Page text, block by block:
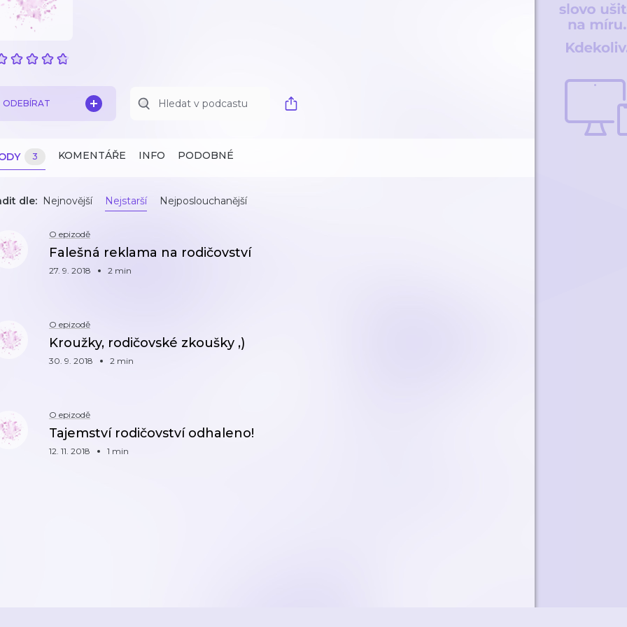
ODEBÍRAT
3 KOMENTÁŘE INFO PODOBNÉ
dle: Nejnovější Nejstarší Nejposlouchanější
O epizodě
Falešná reklama na rodičovství
27. 9. 2018 2 min
O epizodě
Kroužky, rodičovské zkoušky ,)
30. 9. 2018 2 min
O epizodě
Tajemství rodičovství odhaleno!
12. 11. 2018 1 min